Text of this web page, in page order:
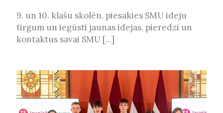
9. un 10. klašu skolēn, piesakies SMU ideju
tirgum un iegūsti jaunas idejas, pieredzi un
kontaktus savai SMU [...]